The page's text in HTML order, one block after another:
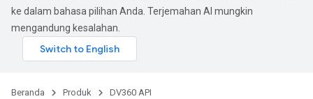
ke dalam bahasa pilihan Anda. Terjemahan AI mungkin
mengandung kesalahan.
Beranda Produk DV360 API